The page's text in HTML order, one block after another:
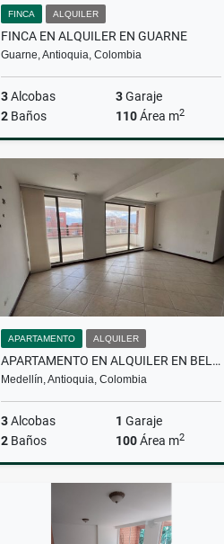
FINCA ALQUILER
FINCA EN ALQUILER EN GUARNE
Guarne, Antioquia, Colombia
3Alcobas 3Garaje
2 Baños 110Área m2
$4.000.000
APARTAMENTO ALQUILER
APARTAMENTO EN ALQUILER EN BELÉN
Medellín, Antioquia, Colombia
3Alcobas 1 Garaje
2 Baños 100Área m2
$3.900.000